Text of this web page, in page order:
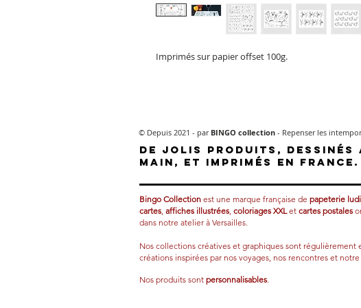
Imprimés sur papier offset 100g.
© Depuis 2021 - parBINGO collection - Repenser les
De jolis produits, dessinés
main, et imprimés en France.
Bingo Collection est une marque française de papeterie
cartes, affiches illustrées, coloriages XXLet cartes postales
dans notre atelier à Versailles.
Nos collections créatives et graphiques sont régulièrement
créations inspirées par nos voyages, nos rencontres et
Nos produits sont personnalisables.